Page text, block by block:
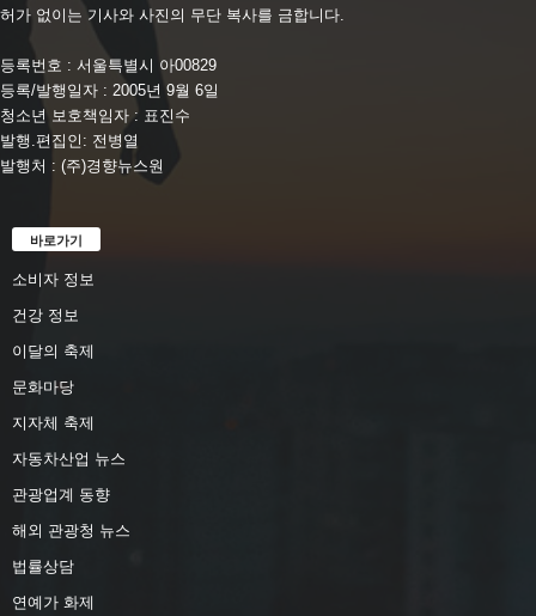
허가 없이는 기사와 사진의 무단 복사를 금합니다.
등록번호 : 서울특별시 아00829
등록/발행일자 : 2005년 9월 6일
청소년 보호책임자 : 표진수
발행.편집인: 전병열
발행처 : (주)경향뉴스원
바로가기
소비자 정보
건강 정보
이달의 축제
문화마당
지자체 축제
자동차산업 뉴스
관광업계 동향
해외 관광청 뉴스
법률상담
연예가 화제